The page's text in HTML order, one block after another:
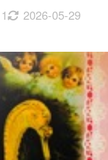
2026-05-29